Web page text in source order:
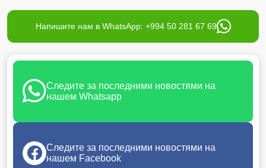
Напишите нам в WhatsApp: +994 50 281 67 69
Следите за последними новостями на
нашем Whatsapp
Следите за последними новостями на
нашем Facebook